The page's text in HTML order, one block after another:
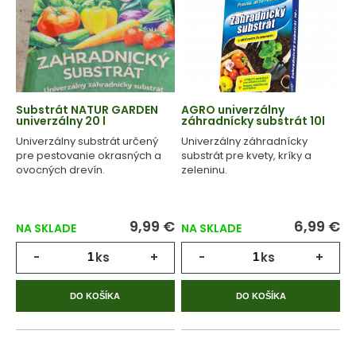
Substrát NATUR GARDEN
univerzálny 20 l
Univerzálny substrát určený
pre pestovanie okrasných a
ovocných drevín.
NA SKLADE 9,99 €
- ks +
DO KOŠÍKA
AGRO univerzálny
záhradnícky substrát 10l
Univerzálny záhradnícky
substrát pre kvety, kríky a
zeleninu.
NA SKLADE 6,99 €
- ks +
DO KOŠÍKA